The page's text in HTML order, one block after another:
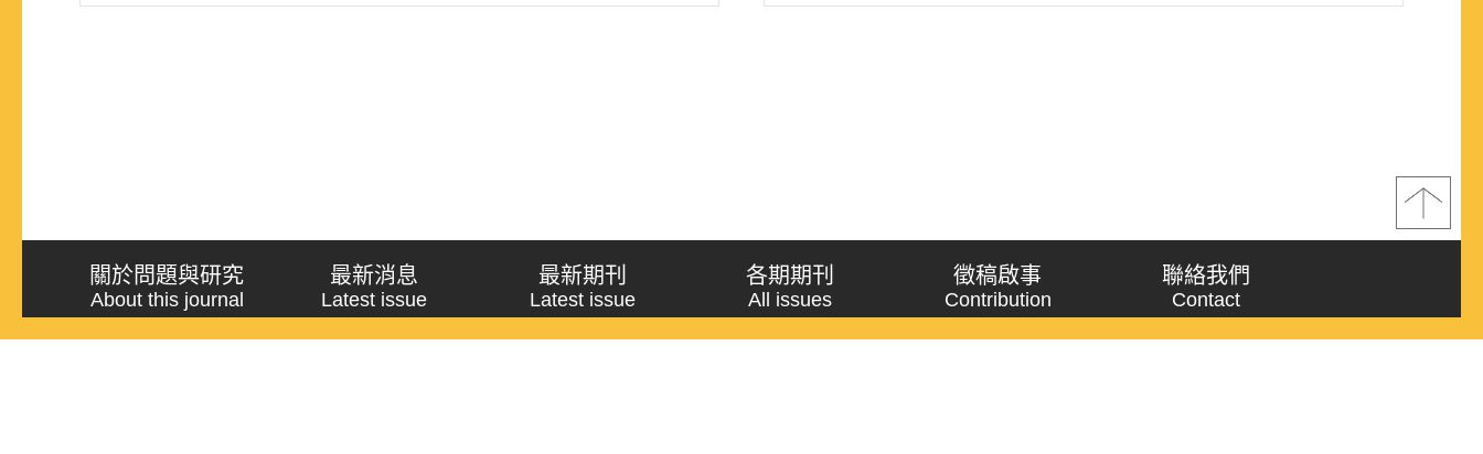
關於問題與研究
About this journal
最新消息
Latest issue
最新期刊
Latest issue
各期期刊
All issues
徵稿啟事
Contribution
聯絡我們
Contact